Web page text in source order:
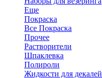
Еще
Покраска
Все Покраска
Прочее
Растворители
Шпаклевка
Полироли
Жидкости для декалей